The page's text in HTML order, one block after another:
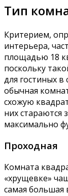
Тип
Критерием,
интерьера,
площадью 18
поскольку
для гостиных в
обычная
схожую
них стараются
максимально
Проходная
Комната
«хрущевке»
самая большая